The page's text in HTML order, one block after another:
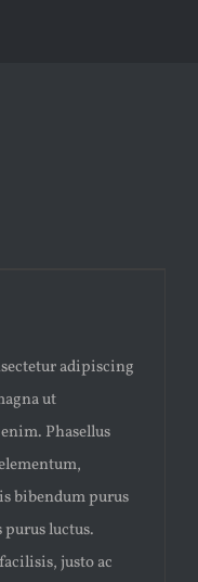
adipiscing
ut
Phasellus
bibendum purus
luctus.
justo ac